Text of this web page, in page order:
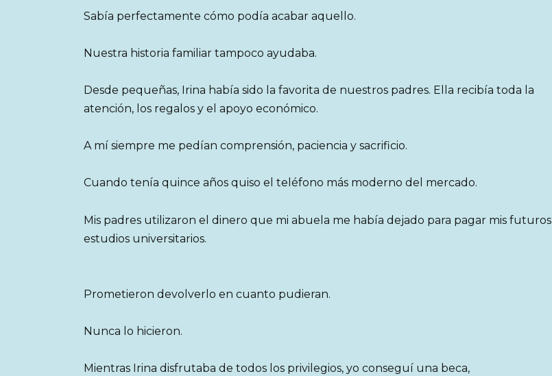
Sabía perfectamente cómo podía acabar aquello.
Nuestra historia familiar tampoco ayudaba.
Desde pequeñas, Irina había sido la favorita de nuestros padres. Ella recibía toda la
atención, los regalos y el apoyo económico.
A mí siempre me pedían comprensión, paciencia y sacrificio.
Cuando tenía quince años quiso el teléfono más moderno del mercado.
Mis padres utilizaron el dinero que mi abuela me había dejado para pagar mis futuros
estudios universitarios.
Prometieron devolverlo en cuanto pudieran.
Nunca lo hicieron.
Mientras Irina disfrutaba de todos los privilegios, yo conseguí una beca,